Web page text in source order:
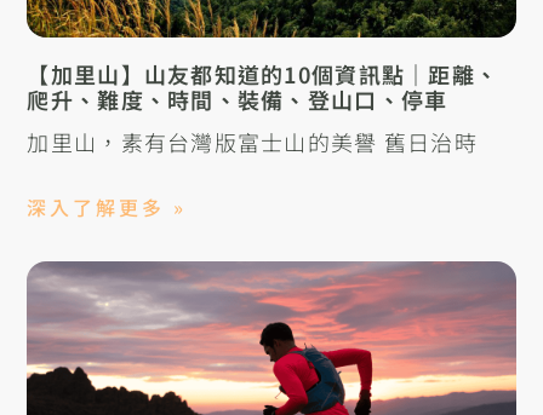
【加里山】山友都知道的10個資訊點｜距離、
爬升、難度、時間、裝備、登山口、停車
加里山，素有台灣版富士山的美譽 舊日治時
深入了解更多 »